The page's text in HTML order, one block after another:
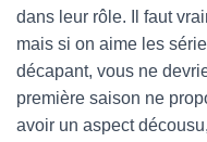
dans leur rôle. Il faut
mais si on aime les
décapant, vous ne
première saison ne
avoir un aspect